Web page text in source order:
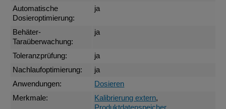
Automatische
Dosieroptimierung:
ja
Behäter-
Taraüberwachung:
ja
Toleranzprüfung:
ja
Nachlaufoptimierung:
ja
Anwendungen:
Dosieren
Merkmale:
Kalibrierung extern,